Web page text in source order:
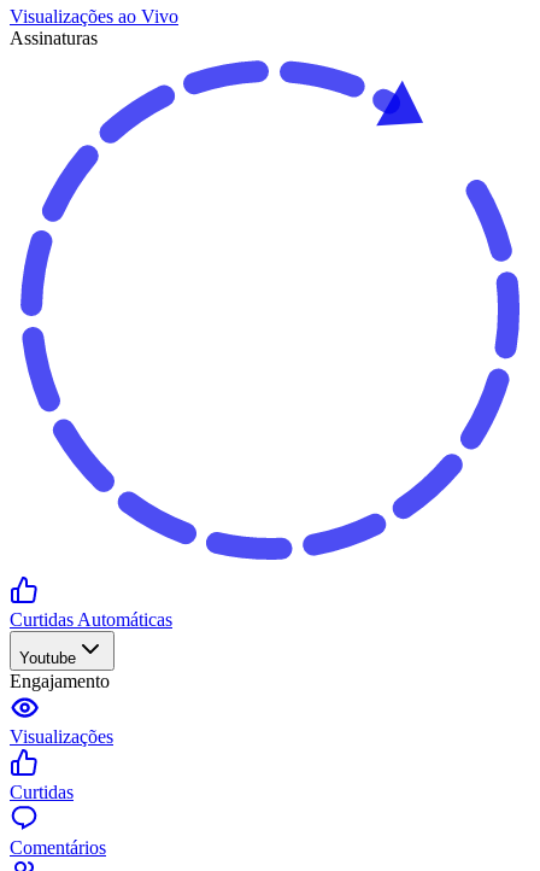
Visualizações ao Vivo
Assinaturas
Curtidas Automáticas
Youtube
Engajamento
Visualizações
Curtidas
Comentários